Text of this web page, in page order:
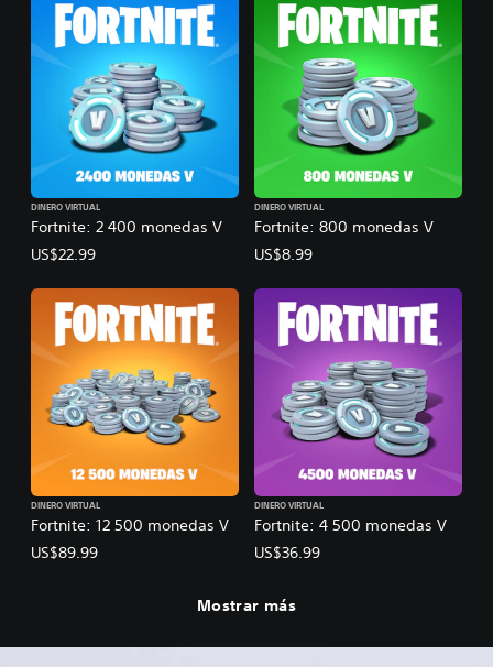
Fortnite: 2 400 monedas V
DINERO VIRTUAL
US$22.99
Fortnite: 800 monedas V
DINERO VIRTUAL
US$8.99
Fortnite: 12 500 monedas V
DINERO VIRTUAL
US$89.99
Fortnite: 4 500 monedas V
DINERO VIRTUAL
US$36.99
Mostrar más